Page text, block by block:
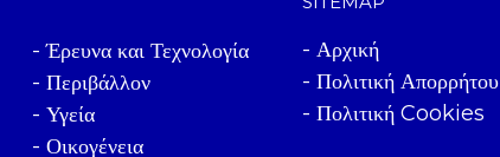
- Έρευνα και Τεχνολογία
- Περιβάλλον
- Υγεία
- Οικογένεια
- Αρχική
- Πολιτική Απορρήτου
- Πολιτική Cookies